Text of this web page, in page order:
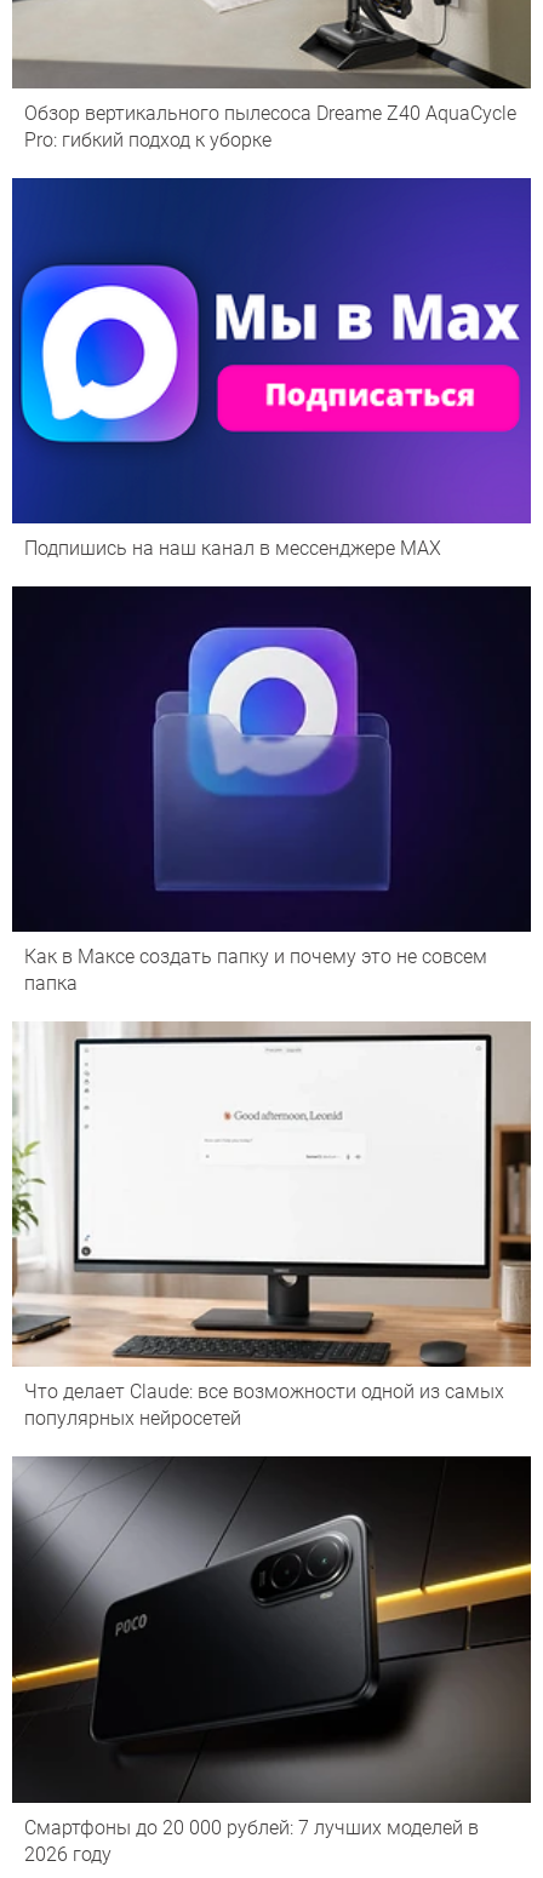
Обзор вертикального пылесоса Dreame Z40 AquaCycle
Pro: гибкий подход к уборке
Подпишись на наш канал в мессенджере МАХ
Как в Максе создать папку и почему это не совсем
папка
Что делает Сlaude: все возможности одной из самых
популярных нейросетей
Смартфоны до 20 000 рублей: 7 лучших моделей в
2026 году